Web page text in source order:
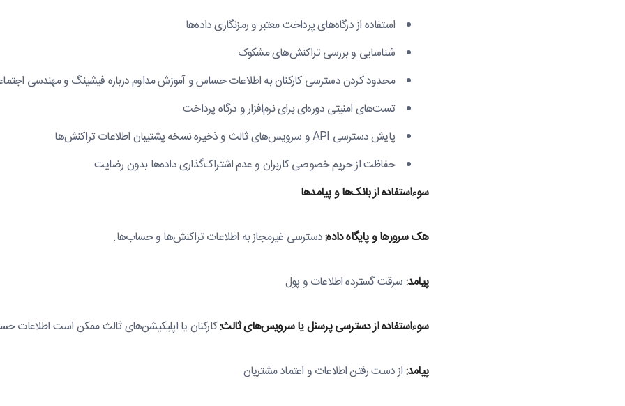
استفاده از درگاه‌های پرداخت معتبر و رمزنگاری داده‌ها
شناسایی و بررسی تراکنش‌های مشکوک
محدود کردن دسترسی کارکنان به اطلاعات حساس و آموزش مداوم درباره فیشینگ و مهندسی
تست‌های امنیتی دوره‌ای برای نرم‌افزار و درگاه پرداخت
پایش دسترسی API و سرویس‌های ثالث و ذخیره نسخه پشتیبان اطلاعات تراکنش‌ها
حفاظت از حریم خصوصی کاربران و عدم اشتراک‌گذاری داده‌ها بدون رضایت
سوءاستفاده از بانک‌ها و پیامدها
هک سرورها و پایگاه داده:دسترسی غیرمجاز به اطلاعات تراکنش‌ها و حساب‌ها.
پیامد:سرقت گسترده اطلاعات و پول
سوءاستفاده از دسترسی پرسنل یا سرویس‌های ثالث:کارکنان یا اپلیکیشن‌های ثالث ممکن است اطلاعات
پیامد:از دست رفتن اطلاعات و اعتماد مشتریان